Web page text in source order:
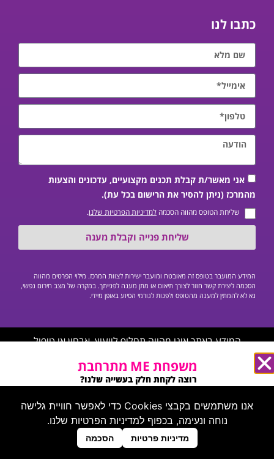
כתבו לנו
אני מאשר/ת קבלת תכנים מקצועיים, עדכונים והצעות
מהמרכז (ניתן להסיר את הרישום בכל עת).
שליחת הטופס מהווה הסכמה למדיניות הפרטיות שלנו.
שליחת פנייה וקבלת מענה
המידע המועבר בטופס זה מאובטח ומועבר ישירות לצוות המרכז. מילוי הפרטים מהווה
הסכמה ליצירת קשר חוזר לצורך תיאום או מתן מענה לפנייתך. במקרה של מצב חירום נפשי,
נא לא להמתין למענה מהטופס ולפנות לגורמי הסיוע באופן מיידי.
המידע באתר אינו מהווה תחליף לייעוץ, אבחון או טיפול
פסיכיאטרי/פסיכולוגי פרטני על ידי איש מקצוע מוסמך, ואינו יכול
לשמש כחוות דעת רפואית.
אנו משתמשים בקבצי Cookies כדי לאפשר חוויית גלישה
נוחה ונעימה, בכפוף למדיניות הפרטיות שלנו.
מדיניות פרטיות הסכמה
משפחת ME מתרחבת
רוצה לקחת חלק בעשייה שלנו?
מחפשים אותך בעמוד הזה ←